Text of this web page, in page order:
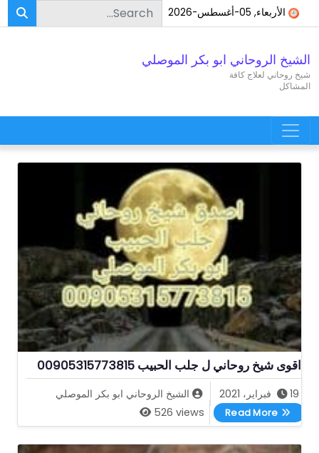
Skip to content
الأربعاء, 05-أغسطس-2026 Search for:
الشيخ الروحاني ابو بكر الموصلي
شيخ روحاني لعلاج كافة
المشاكل
Main Navigation
اقوى شيخ روحاني ل جلب الحبيب 00905315773815
19 فبراير، 2021
الشيخ الروحاني ابو بكر الموصلي
526 views
Read More
اقوى شيخ روحاني ل جلب الحبيب 00905315773815